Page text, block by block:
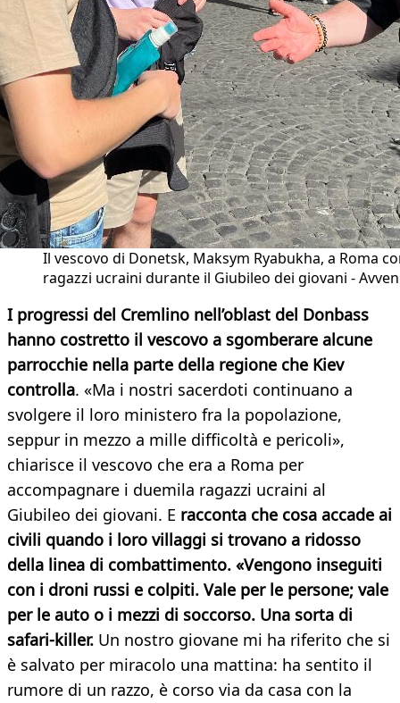
Il vescovo di Donetsk, Maksym Ryabukha, a Roma
ragazzi ucraini durante il Giubileo dei giovani -
I progressi del Cremlino nell’oblast del Donbass
hanno costretto il vescovo a sgomberare alcune
parrocchie nella parte della regione che Kiev
controlla. «Ma i nostri sacerdoti continuano a
svolgere il loro ministero fra la popolazione,
seppur in mezzo a mille difficoltà e pericoli»,
chiarisce il vescovo che era a Roma per
accompagnare i duemila ragazzi ucraini al
Giubileo dei giovani. E racconta che cosa accade ai
civili quando i loro villaggi si trovano a ridosso
della linea di combattimento. «Vengono inseguiti
con i droni russi e colpiti. Vale per le persone; vale
per le auto o i mezzi di soccorso. Una sorta di
safari-killer. Un nostro giovane mi ha riferito che si
è salvato per miracolo una mattina: ha sentito il
rumore di un razzo, è corso via da casa con la